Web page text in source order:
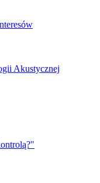
Akustycznej